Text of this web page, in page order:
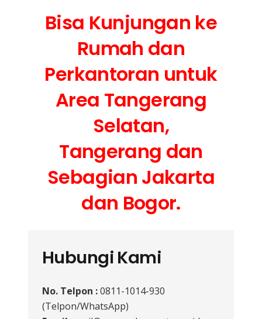
Bisa Kunjungan ke
Rumah dan
Perkantoran untuk
Area Tangerang
Selatan,
Tangerang dan
Sebagian Jakarta
dan Bogor.
Hubungi Kami
No. Telpon :0811-1014-930
(Telpon/WhatsApp)